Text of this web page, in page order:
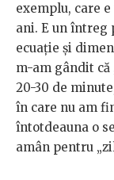
exemplu, care
ani. E un întreg
ecuație și
m-am gândit că
20-30 de
în care nu am
întotdeauna o
amân pentru